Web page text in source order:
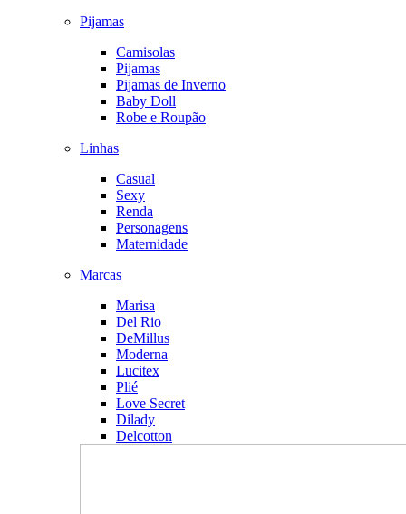
Pijamas
Camisolas
Pijamas
Pijamas de Inverno
Baby Doll
Robe e Roupão
Linhas
Casual
Sexy
Renda
Personagens
Maternidade
Marcas
Marisa
Del Rio
DeMillus
Moderna
Lucitex
Plié
Love Secret
Dilady
Delcotton